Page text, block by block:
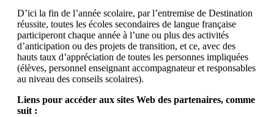
D’ici la fin de l’année scolaire, par l’entremise de Destination
réussite, toutes les écoles secondaires de langue française
participeront chaque année à l’une ou plus des activités
d’anticipation ou des projets de transition, et ce, avec des
hauts taux d’appréciation de toutes les personnes impliquées
(élèves, personnel enseignant accompagnateur et responsables
au niveau des conseils scolaires).
Liens pour accéder aux sites Web des partenaires, comme
suit :